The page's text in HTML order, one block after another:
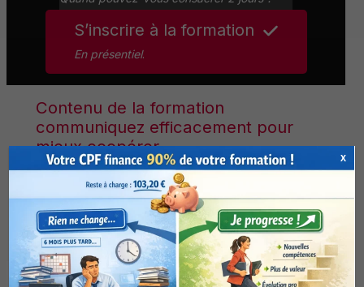
S’inscrire à la formation
En présentiel.
Contenu de la formation
communiquez efficacement pour
mieux coopérer
non contractuel, pouvant être modifié sans
préavis pour raison d’évolution et
d’adaptation
X